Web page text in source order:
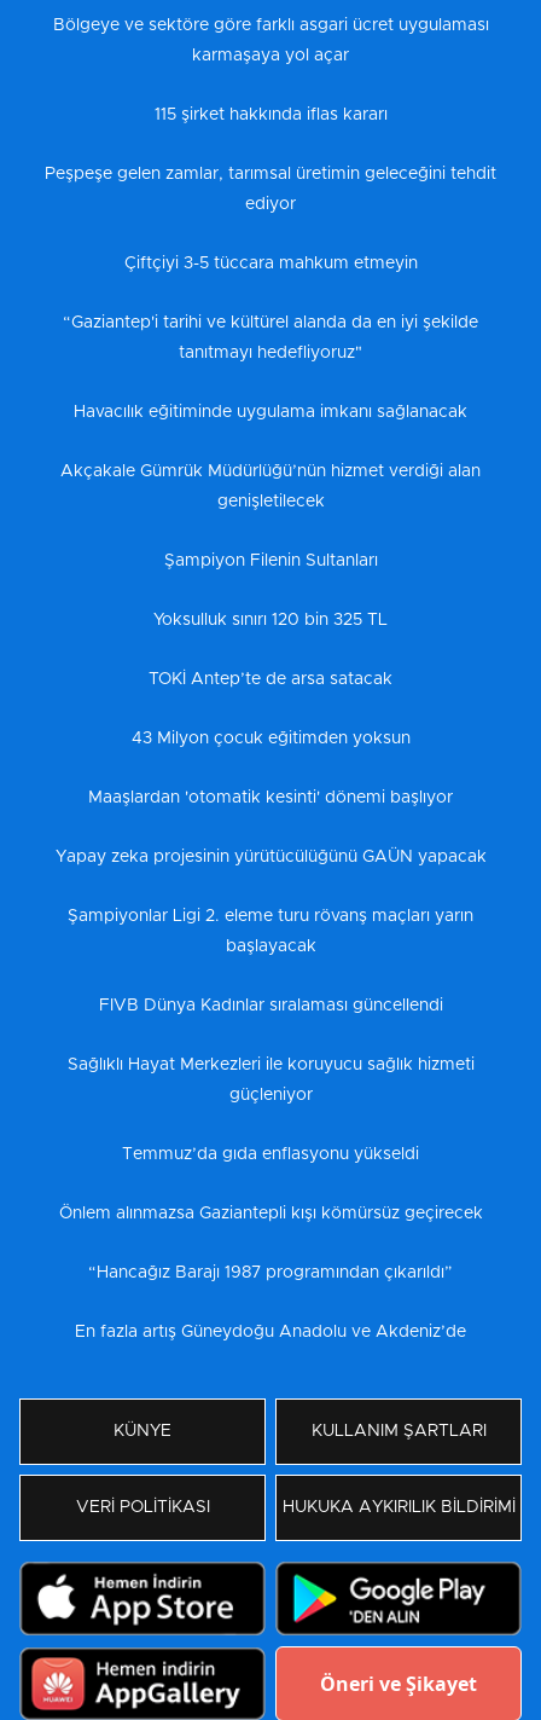
Bölgeye ve sektöre göre farklı asgari ücret uygulaması
karmaşaya yol açar
115 şirket hakkında iflas kararı
Peşpeşe gelen zamlar, tarımsal üretimin geleceğini tehdit
ediyor
Çiftçiyi 3-5 tüccara mahkum etmeyin
“Gaziantep'i tarihi ve kültürel alanda da en iyi şekilde
tanıtmayı hedefliyoruz"
Havacılık eğitiminde uygulama imkanı sağlanacak
Akçakale Gümrük Müdürlüğü’nün hizmet verdiği alan
genişletilecek
Şampiyon Filenin Sultanları
Yoksulluk sınırı 120 bin 325 TL
TOKİ Antep’te de arsa satacak
43 Milyon çocuk eğitimden yoksun
Maaşlardan 'otomatik kesinti' dönemi başlıyor
Yapay zeka projesinin yürütücülüğünü GAÜN yapacak
Şampiyonlar Ligi 2. eleme turu rövanş maçları yarın
başlayacak
FIVB Dünya Kadınlar sıralaması güncellendi
Sağlıklı Hayat Merkezleri ile koruyucu sağlık hizmeti
güçleniyor
Temmuz’da gıda enflasyonu yükseldi
Önlem alınmazsa Gaziantepli kışı kömürsüz geçirecek
“Hancağız Barajı 1987 programından çıkarıldı”
En fazla artış Güneydoğu Anadolu ve Akdeniz’de
KÜNYE KULLANIM ŞARTLARI
VERİ POLİTİKASI HUKUKA AYKIRILIK BİLDİRİMİ
Öneri ve Şikayet